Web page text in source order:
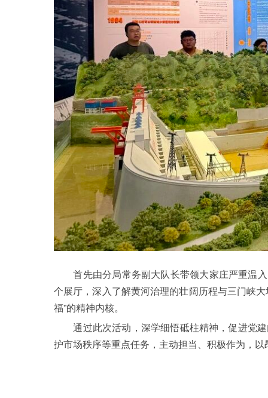
首先由分局常务副大队长带领大家庄严重温入
个展厅，深入了解黄河治理的壮阔历程与三门峡
福”的精神内核。
通过此次活动，深学细悟砥柱精神，促进党建
护市场秩序等重点任务，主动担当、积极作为，